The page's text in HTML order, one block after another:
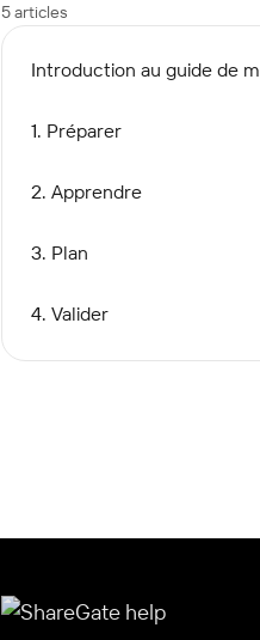
5 articles
Introduction au guide de
1. Préparer
2. Apprendre
3. Plan
4. Valider